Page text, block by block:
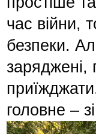
час війни,
безпеки.
заряджені,
головне –